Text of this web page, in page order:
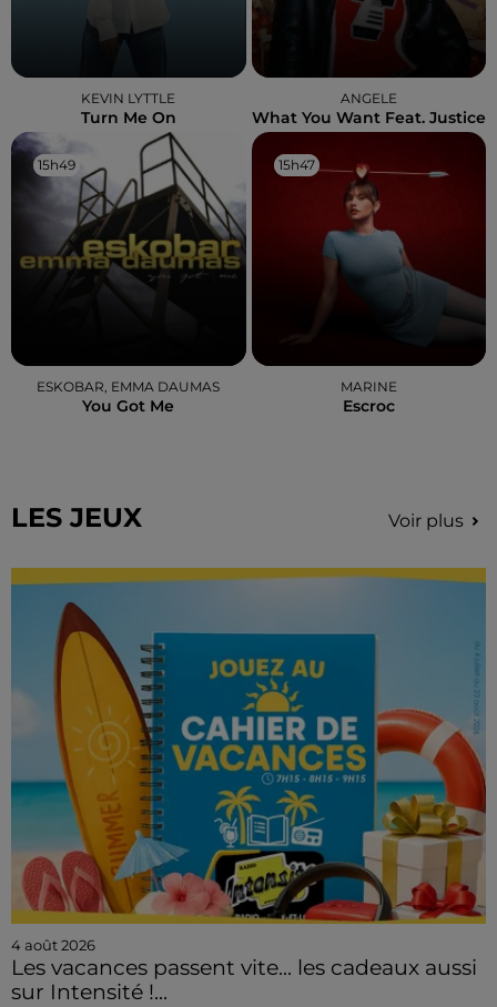
KEVIN LYTTLE
Turn Me On
ANGELE
What You Want Feat. Justice
15h49
15h49
ESKOBAR, EMMA DAUMAS
You Got Me
15h47
15h47
MARINE
Escroc
LES JEUX Voir plus
4 août 2026
Les vacances passent vite... les cadeaux aussi
sur Intensité !...